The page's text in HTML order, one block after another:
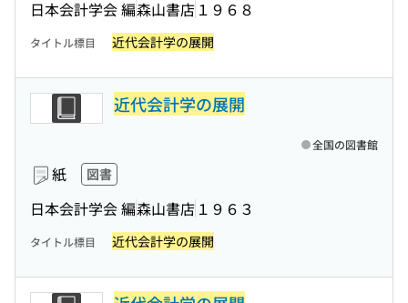
日本会計学会 編森山書店 １９６８
タイトル標目 近代会計学の展開
近代会計学の展開
紙 図書
日本会計学会 編森山書店 １９６３
全国の図書館
タイトル標目 近代会計学の展開